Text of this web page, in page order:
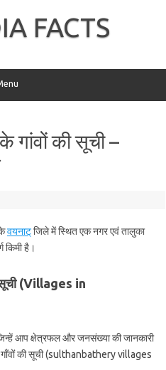
FACTS
गांवों की सूची –
वयनाट्जिले में स्थित एक नगर एवं तालुका
किमी है।
सूची (Villages in
आप क्षेत्रफल और जनसंख्या की जानकारी
गाँवों की सूची (sulthanbathery villages